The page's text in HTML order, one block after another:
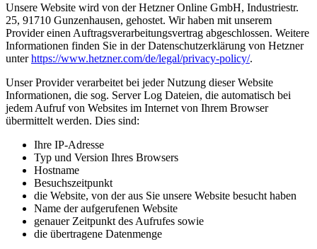
Unsere Website wird von der Hetzner Online GmbH, Industriestr.
25, 91710 Gunzenhausen, gehostet. Wir haben mit unserem
Provider einen Auftragsverarbeitungsvertrag abgeschlossen. Weitere
Informationen finden Sie in der Datenschutzerklärung von Hetzner
unterhttps://www.hetzner.com/de/legal/privacy-policy/.
Unser Provider verarbeitet bei jeder Nutzung dieser Website
Informationen, die sog. Server Log Dateien, die automatisch bei
jedem Aufruf von Websites im Internet von Ihrem Browser
übermittelt werden. Dies sind:
Ihre IP-Adresse
Typ und Version Ihres Browsers
Hostname
Besuchszeitpunkt
die Website, von der aus Sie unsere Website besucht haben
Name der aufgerufenen Website
genauer Zeitpunkt des Aufrufes sowie
die übertragene Datenmenge